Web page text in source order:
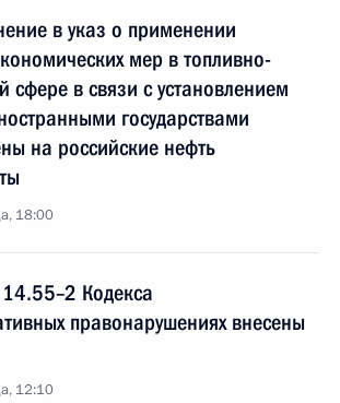
в указ о применении
мер в топливно-
сфере в связи с установлением
государствами
на российские нефть
18:00
Кодекса
правонарушениях внесены
12:10